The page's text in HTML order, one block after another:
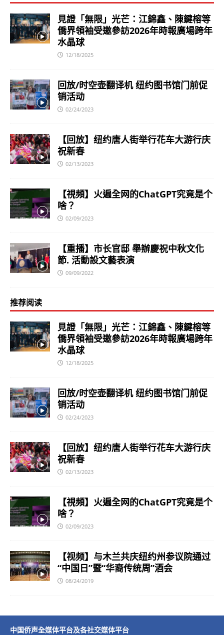
見證「無限」光芒：江錦鑫、陳鍵榕等
僑界領袖受邀參訪2026年時報廣場跨年
水晶球
12/18/2025
回放/时空壶翻译机 纽约图书馆门前促
销活动
02/24/2023
【回放】纽约唐人街举行花车大游行庆
祝新春
02/13/2023
【視頻】火遍全网的ChatGPT究竟是个
啥？
02/09/2023
【重播】市长官邸 舉辦慶祝中秋文化
節. 活動設文藝表演
09/09/2022
推荐阅读
見證「無限」光芒：江錦鑫、陳鍵榕等
僑界領袖受邀參訪2026年時報廣場跨年
水晶球
12/18/2025
回放/时空壶翻译机 纽约图书馆门前促
销活动
02/24/2023
【回放】纽约唐人街举行花车大游行庆
祝新春
02/13/2023
【視頻】火遍全网的ChatGPT究竟是个
啥？
02/09/2023
【视频】与木兰共庆纽约州参议院通过
“中国日”暨“华裔传统周”酒会
08/24/2019
中国侨声全媒体平台及各社交媒体平台